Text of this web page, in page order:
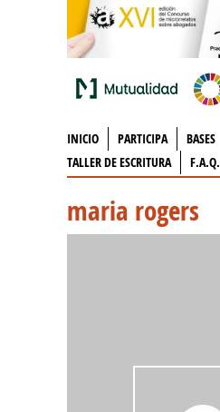
INICIO PARTICIPA BASES
TALLER DE ESCRITURA
F.A.Q.
maria rogers